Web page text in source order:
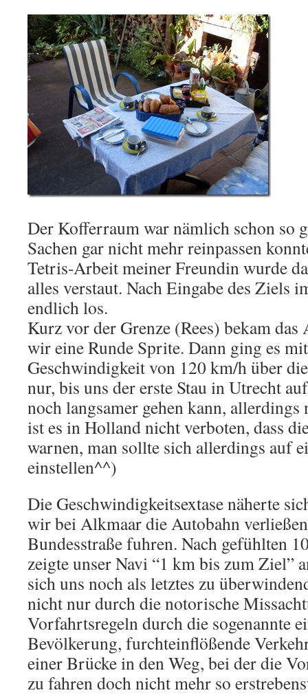
Der Kofferraum war nämlich schon so
Sachen gar nicht mehr reinpassen
Tetris-Arbeit meiner Freundin wurde
alles verstaut. Nach Eingabe des Ziels
endlich los.
Kurz vor der Grenze (Rees) bekam
wir eine Runde Sprite. Dann ging es
Geschwindigkeit von 120 km/h über
nur, bis uns der erste Stau in Utrecht
noch langsamer gehen kann,
ist es in Holland nicht verboten, dass
warnen, man sollte sich allerdings auf
einstellen^^)
Die Geschwindigkeitsextase näherte
wir bei Alkmaar die Autobahn
Bundesstraße fuhren. Nach gefühlten
zeigte unser Navi “1 km bis zum Ziel”
sich uns noch als letztes zu
nicht nur durch die notorische
Vorfahrtsregeln durch die sogenannte
Bevölkerung, furchteinflößende
einer Brücke in den Weg, bei der die
zu fahren doch nicht mehr so